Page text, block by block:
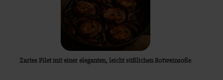
Zartes Filet mit einer eleganten, leicht süßlichen Rotweinsoße